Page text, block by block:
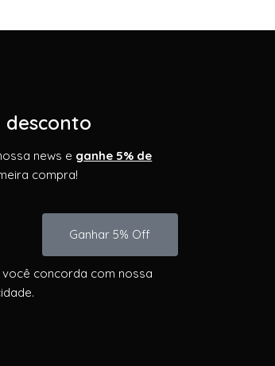
desconto
news e ganhe 5% de
compra!
Ganhar 5% Off
concorda com nossa